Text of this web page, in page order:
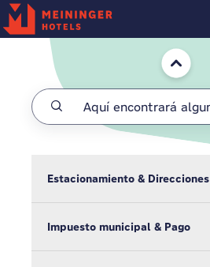
Saltar al contenido principal
Inicio
Estacionamiento & Direcciones
Impuesto municipal & Pago